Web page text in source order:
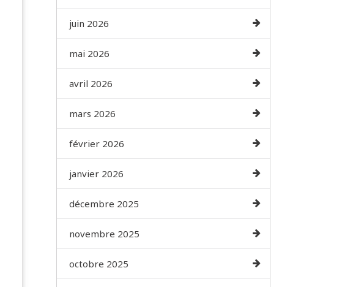
juin 2026
mai 2026
avril 2026
mars 2026
février 2026
janvier 2026
décembre 2025
novembre 2025
octobre 2025